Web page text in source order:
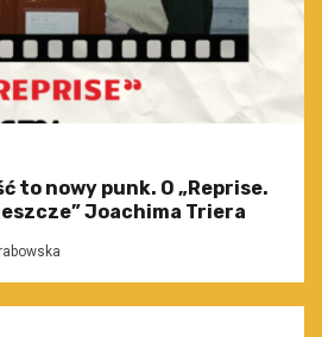
to nowy punk. O „Reprise.
Joachima Triera